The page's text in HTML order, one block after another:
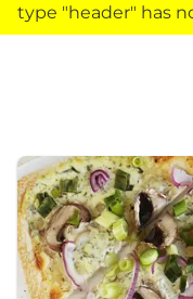
type "header" has